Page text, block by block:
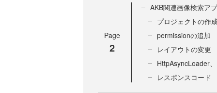
Page
2
AKB関連画像検索ア
プロジェクトの作
permissionの追加
レイアウトの変更
HttpAsyncLoader
レスポンスコード